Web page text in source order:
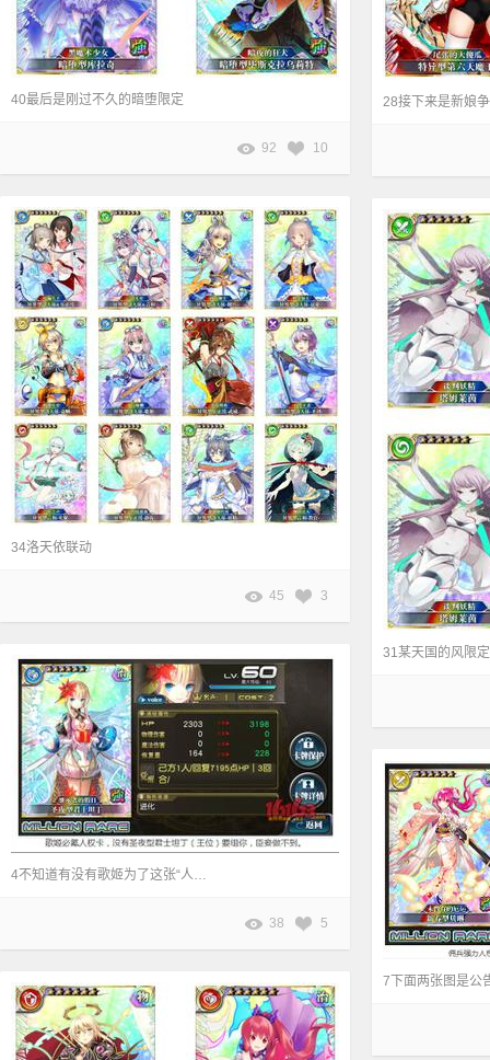
40最后是刚过不久的暗堕限定
92 10
31某天国的风限
34洛天依联动
45 3
4不知道有没有歌姬为了这张“人权”卡强氪一波呢，要知道，当时的震率是3%
38 5